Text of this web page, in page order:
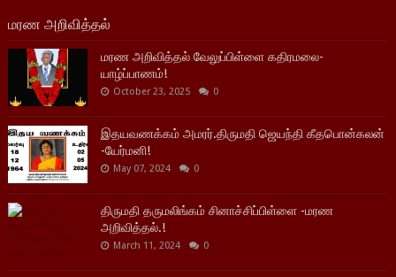
மரண அறிவித்தல்
மரண அறிவித்தல் வேலுப்பிள்ளை கதிரமலை-
யாழ்ப்பாணம்!
October 23, 2025 0
இதயவணக்கம் அமரர்.திருமதி ஜெயந்தி கீதபொன்கலன்
-யேர்மனி!
May 07, 2024 0
திருமதி தருமலிங்கம் சினாச்சிப்பிள்ளை -மரண
அறிவித்தல்.!
March 11, 2024 0